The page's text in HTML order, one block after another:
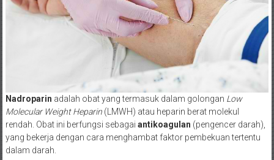
Nadroparin adalah obat yang termasuk dalam golongan Low
Molecular Weight Heparin(LMWH) atau heparin berat molekul
rendah. Obat ini berfungsi sebagai antikoagulan (pengencer darah),
yang bekerja dengan cara menghambat faktor pembekuan tertentu
dalam darah.